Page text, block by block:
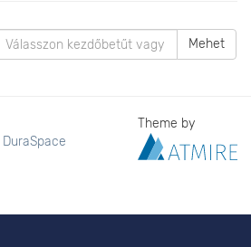
Mehet
DuraSpace
Theme by